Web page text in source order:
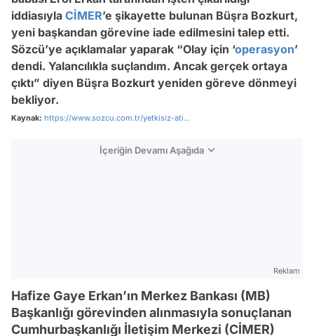
iddiasıyla CİMER’e şikayette bulunan Büşra Bozkurt,
yeni başkandan görevine iade edilmesini talep etti.
Sözcü’ye açıklamalar yaparak “Olay için ‘operasyon’
dendi. Yalancılıkla suçlandım. Ancak gerçek ortaya
çıktı” diyen Büşra Bozkurt yeniden göreve dönmeyi
bekliyor.
Kaynak: https://www.sozcu.com.tr/yetkisiz-ati...
İçeriğin Devamı Aşağıda
Reklam
Hafize Gaye Erkan’ın Merkez Bankası (MB)
Başkanlığı görevinden alınmasıyla sonuçlanan
Cumhurbaşkanlığı İletişim Merkezi (CİMER)